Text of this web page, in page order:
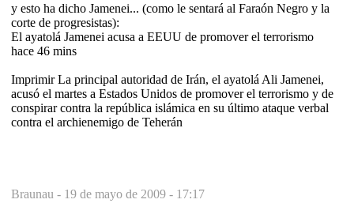
y esto ha dicho Jamenei... (como le sentará al Faraón Negro y la
corte de progresistas):
El ayatolá Jamenei acusa a EEUU de promover el terrorismo
hace 46 mins
Imprimir La principal autoridad de Irán, el ayatolá Ali Jamenei,
acusó el martes a Estados Unidos de promover el terrorismo y de
conspirar contra la república islámica en su último ataque verbal
contra el archienemigo de Teherán
Braunau - 19 de mayo de 2009 - 17:17